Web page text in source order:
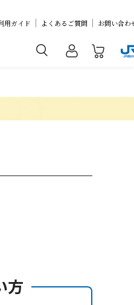
用ガイド よくあるご質問 お問い合わ
方